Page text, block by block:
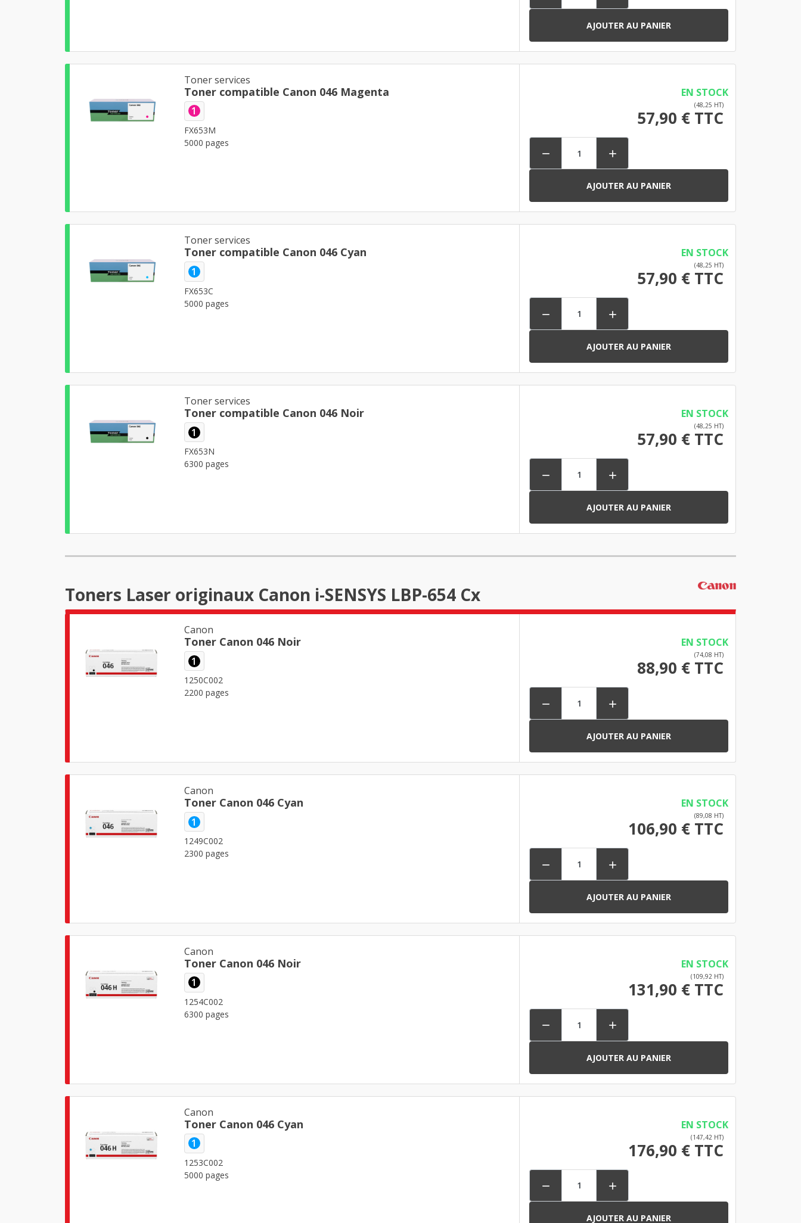
AJOUTER AU PANIER
Toner services
Toner compatible Canon 046 Magenta
1
FX653M
5000 pages
EN STOCK
(48,25 HT)
57,90 € TTC
 
AJOUTER AU PANIER
Toner services
Toner compatible Canon 046 Cyan
1
FX653C
5000 pages
EN STOCK
(48,25 HT)
57,90 € TTC
 
AJOUTER AU PANIER
Toner services
Toner compatible Canon 046 Noir
1
FX653N
6300 pages
EN STOCK
(48,25 HT)
57,90 € TTC
 
AJOUTER AU PANIER
Toners Laser originaux Canon i-SENSYS LBP-654 Cx
Canon
Toner Canon 046 Noir
1
1250C002
2200 pages
EN STOCK
(74,08 HT)
88,90 € TTC
 
AJOUTER AU PANIER
Canon
Toner Canon 046 Cyan
1
1249C002
2300 pages
EN STOCK
(89,08 HT)
106,90 € TTC
 
AJOUTER AU PANIER
Canon
Toner Canon 046 Noir
1
1254C002
6300 pages
EN STOCK
(109,92 HT)
131,90 € TTC
 
AJOUTER AU PANIER
Canon
Toner Canon 046 Cyan
1
1253C002
5000 pages
EN STOCK
(147,42 HT)
176,90 € TTC
 
AJOUTER AU PANIER